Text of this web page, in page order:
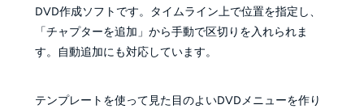
DVD作成ソフトです。タイムライン上で位置を指定し、
「チャプターを追加」から手動で区切りを入れられま
す。自動追加にも対応しています。
テンプレートを使って見た目のよいDVDメニューを作り